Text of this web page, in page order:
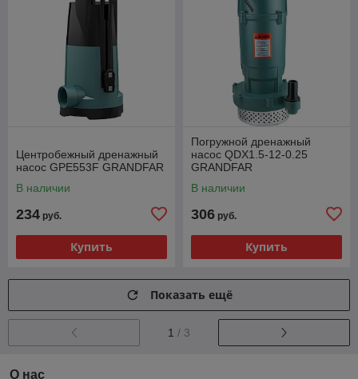
Центробежный дренажный
насос GPE553F GRANDFAR
В наличии
234 руб.
Купить
Погружной дренажный
насос QDX1.5-12-0.25
GRANDFAR
В наличии
306 руб.
Купить
Показать ещё
1 / 3
О нас